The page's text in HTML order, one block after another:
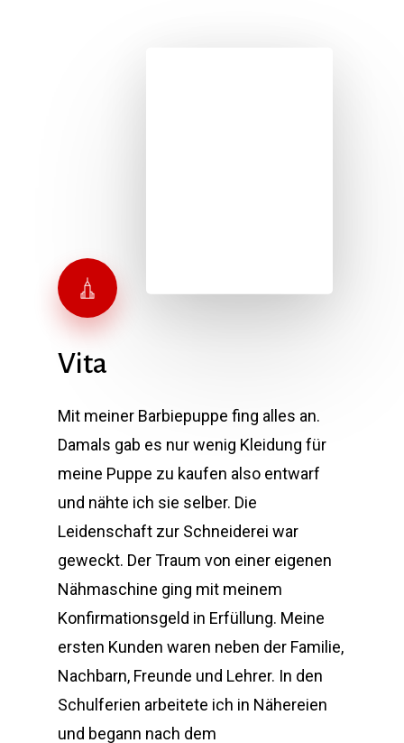
Vita
Mit meiner Barbiepuppe fing alles an.
Damals gab es nur wenig Kleidung für
meine Puppe zu kaufen also entwarf
und nähte ich sie selber. Die
Leidenschaft zur Schneiderei war
geweckt. Der Traum von einer eigenen
Nähmaschine ging mit meinem
Konfirmationsgeld in Erfüllung. Meine
ersten Kunden waren neben der Familie,
Nachbarn, Freunde und Lehrer. In den
Schulferien arbeitete ich in Nähereien
und begann nach dem